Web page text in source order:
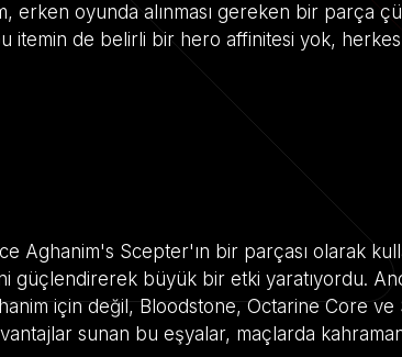
erken oyunda alınması gereken bir parça
itemin de belirli bir hero affinitesi yok,
Aghanim's Scepter'ın bir parçası olarak
güçlendirerek büyük bir etki yaratıyordu.
için değil, Bloodstone, Octarine Core ve
sunan bu eşyalar, maçlarda